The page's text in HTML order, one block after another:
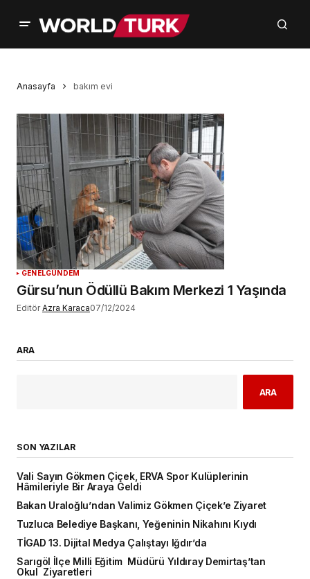
Anasayfa bakım evi
GENELGÜNDEM
Gürsu’nun Ödüllü Bakım Merkezi 1 Yaşında
Editör Azra Karaca07/12/2024
ARA
ARA
SON YAZILAR
Vali Sayın Gökmen Çiçek, ERVA Spor Kulüplerinin
Hâmileriyle Bir Araya Geldi
Bakan Uraloğlu’ndan Valimiz Gökmen Çiçek’e Ziyaret
Tuzluca Belediye Başkanı, Yeğeninin Nikahını Kıydı
TİGAD 13. Dijital Medya Çalıştayı Iğdır’da
Sarıgöl İlçe Milli Eğitim Müdürü Yıldıray Demirtaş’tan
Okul Ziyaretleri